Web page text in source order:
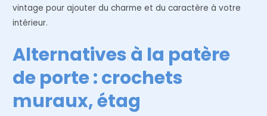
vintage pour ajouter du charme et du caractère à votre
intérieur.
Alternatives à la patère
de porte : crochets
muraux, étag